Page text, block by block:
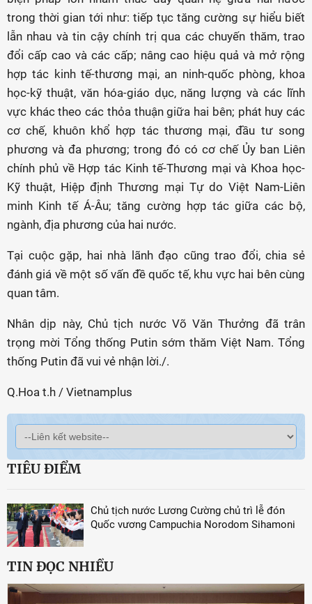
trong thời gian tới như: tiếp tục tăng cường sự hiểu biết
lẫn nhau và tin cậy chính trị qua các chuyến thăm, trao
đổi cấp cao và các cấp; nâng cao hiệu quả và mở rộng
hợp tác kinh tế-thương mại, an ninh-quốc phòng, khoa
học-kỹ thuật, văn hóa-giáo dục, năng lượng và các lĩnh
vực khác theo các thỏa thuận giữa hai bên; phát huy các
cơ chế, khuôn khổ hợp tác thương mại, đầu tư song
phương và đa phương; trong đó có cơ chế Ủy ban Liên
chính phủ về Hợp tác Kinh tế-Thương mại và Khoa học-
Kỹ thuật, Hiệp định Thương mại Tự do Việt Nam-Liên
minh Kinh tế Á-Âu; tăng cường hợp tác giữa các bộ,
ngành, địa phương của hai nước.
Tại cuộc gặp, hai nhà lãnh đạo cũng trao đổi, chia sẻ
đánh giá về một số vấn đề quốc tế, khu vực hai bên cùng
quan tâm.
Nhân dịp này, Chủ tịch nước Võ Văn Thưởng đã trân
trọng mời Tổng thống Putin sớm thăm Việt Nam. Tổng
thống Putin đã vui vẻ nhận lời./.
Q.Hoa t.h / Vietnamplus
TIÊU ĐIỂM
Chủ tịch nước Lương Cường chủ trì lễ đón
Quốc vương Campuchia Norodom Sihamoni
TIN ĐỌC NHIỀU